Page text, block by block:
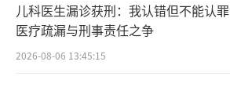
儿科医生漏诊获刑：我认错但不能认罪
医疗疏漏与刑事责任之争
2026-08-06 13:45:15